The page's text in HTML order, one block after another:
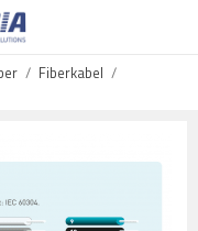
/ Fiberkabel /